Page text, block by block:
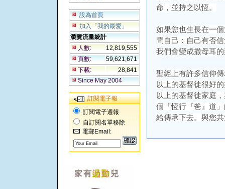
設為首頁
加入「我的最愛」
瀏覽流量統計
人數:
12,819,555
頁數:
59,621,671
下載:
28,841
Since May 2004
訂閱電子報
訂閱電子週報
自訂閱名單移除
電郵Email:
命，並持之以恆。
如果您也生長在一
問自己：自己有否
我們會變成撒母耳
聖經上有許多信仰
以上的基督徒很好
以上的基督徒家庭
個「恆行『爸』道
給傳承下去。與您